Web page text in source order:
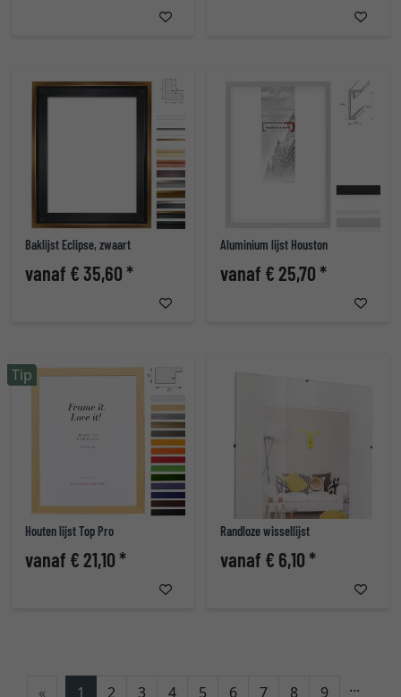
Baklijst Eclipse, zwaart
vanaf € 35,60 *
Aluminium lijst Houston
vanaf € 25,70 *
Houten lijst Top Pro
vanaf € 21,10 *
Tip
Randloze wissellijst
vanaf € 6,10 *
« 1 2 3 4 5 6 7 8 9 ...